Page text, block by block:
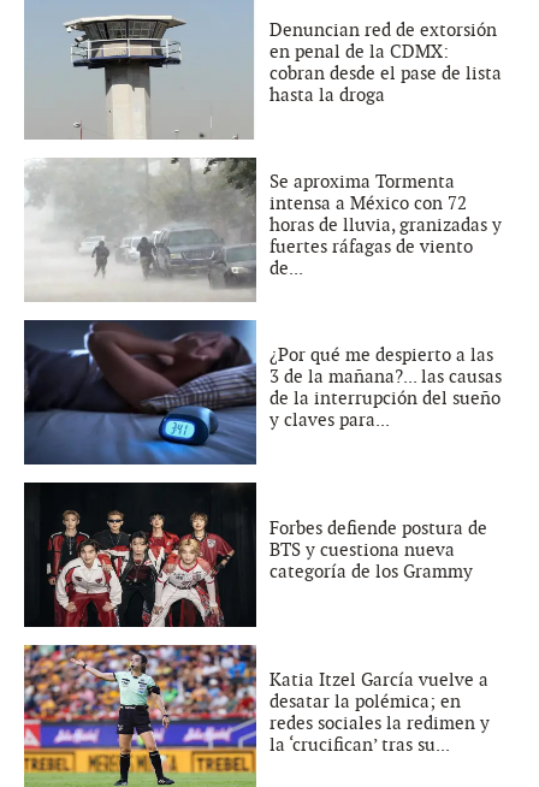
Denuncian red de extorsión
en penal de la CDMX:
cobran desde el pase de lista
hasta la droga
Se aproxima Tormenta
intensa a México con 72
horas de lluvia, granizadas y
fuertes ráfagas de viento
de...
¿Por qué me despierto a las
3 de la mañana?... las causas
de la interrupción del sueño
y claves para...
Forbes defiende postura de
BTS y cuestiona nueva
categoría de los Grammy
Katia Itzel García vuelve a
desatar la polémica; en
redes sociales la redimen y
la ‘crucifican’ tras su...